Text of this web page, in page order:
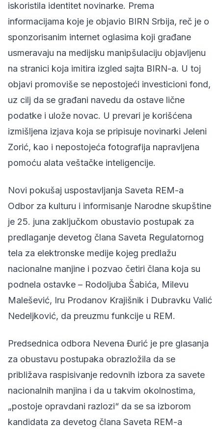
iskoristila identitet novinarke. Prema
informacijama koje je objavio BIRN Srbija, reč je o
sponzorisanim internet oglasima koji građane
usmeravaju na medijsku manipšulaciju objavljenu
na stranici koja imitira izgled sajta BIRN-a. U toj
objavi promoviše se nepostojeći investicioni fond,
uz cilj da se građani navedu da ostave lične
podatke i ulože novac. U prevari je korišćena
izmišljena izjava koja se pripisuje novinarki Jeleni
Zorić, kao i nepostojeća fotografija napravljena
pomoću alata veštačke inteligencije.
Novi pokušaj uspostavljanja Saveta REM-a
Odbor za kulturu i informisanje Narodne skupštine
je 25. juna zaključkom obustavio postupak za
predlaganje devetog člana Saveta Regulatornog
tela za elektronske medije kojeg predlažu
nacionalne manjine i pozvao četiri člana koja su
podnela ostavke – Rodoljuba Šabića, Milevu
Malešević, Iru Prodanov Krajišnik i Dubravku Valić
Nedeljković, da preuzmu funkcije u REM.
Predsednica odbora Nevena Đurić je pre glasanja
za obustavu postupaka obrazložila da se
približava raspisivanje redovnih izbora za savete
nacionalnih manjina i da u takvim okolnostima,
„postoje opravdani razlozi“ da se sa izborom
kandidata za devetog člana Saveta REM-a